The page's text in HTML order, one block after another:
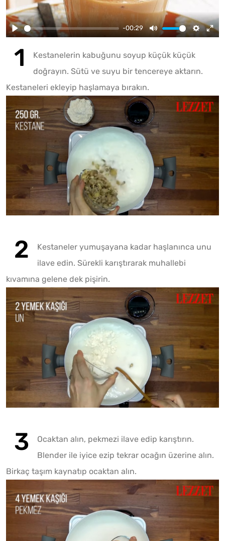
Play
-00:29
Mute
Play
Kestanelerin kabuğunu soyup küçük küçük
doğrayın. Sütü ve suyu bir tencereye aktarın.
Kestaneleri ekleyip haşlamaya bırakın.
Kestaneler yumuşayana kadar haşlanınca unu
ilave edin. Sürekli karıştırarak muhallebi
kıvamına gelene dek pişirin.
Ocaktan alın, pekmezi ilave edip karıştırın.
Blender ile iyice ezip tekrar ocağın üzerine alın.
Birkaç taşım kaynatıp ocaktan alın.